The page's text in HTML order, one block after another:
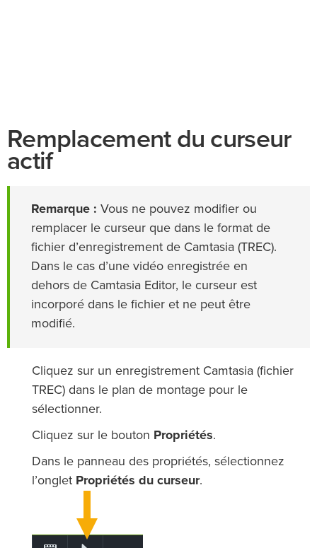
Remplacement du curseur
actif
Remarque : Vous ne pouvez modifier ou
remplacer le curseur que dans le format de
fichier d’enregistrement de Camtasia (TREC).
Dans le cas d’une vidéo enregistrée en
dehors de Camtasia Editor, le curseur est
incorporé dans le fichier et ne peut être
modifié.
Cliquez sur un enregistrement Camtasia (fichier
TREC) dans le plan de montage pour le
sélectionner.
Cliquez sur le bouton Propriétés.
Dans le panneau des propriétés, sélectionnez
l’onglet Propriétés du curseur.